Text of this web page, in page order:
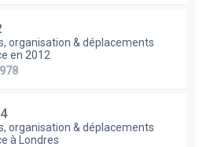
organisation & déplacements
en 2012
organisation & déplacements
à Londres